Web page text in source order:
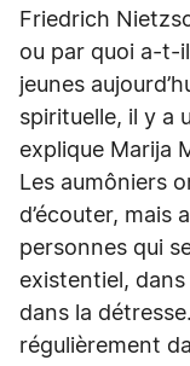
Friedrich
ou par quoi a-t-
jeunes
spirituelle, il y a
explique Marija
Les aumôniers
d’écouter, mais
personnes qui
existentiel,
dans la
régulièrement